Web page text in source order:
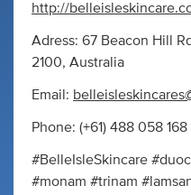
http://
Adress: 67 Beacon Hill
2100, Australia
Email:
Phone: (+61) 488 058 168
#BelleIsleSkincare
#monam #trinam